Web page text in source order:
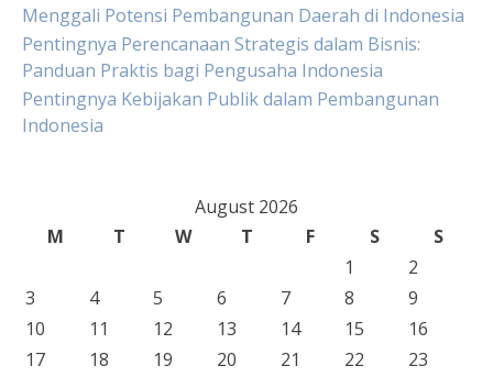
Menggali Potensi Pembangunan Daerah di Indonesia
Pentingnya Perencanaan Strategis dalam Bisnis:
Panduan Praktis bagi Pengusaha Indonesia
Pentingnya Kebijakan Publik dalam Pembangunan
Indonesia
August 2026
M
T W T F S
S
1
2
3
4 5 6 7 8
9
10
11 12 13 14 15
16
17
18 19 20 21 22
23